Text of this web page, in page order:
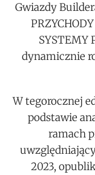
Gwiazdy
SYSTEMY
dynamicznie
W tegorocznej
podstawie
ramach
2023,